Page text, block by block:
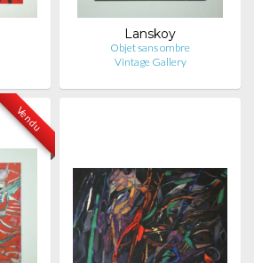
Lanskoy
Objet sans ombre
Vintage Gallery
Vendu